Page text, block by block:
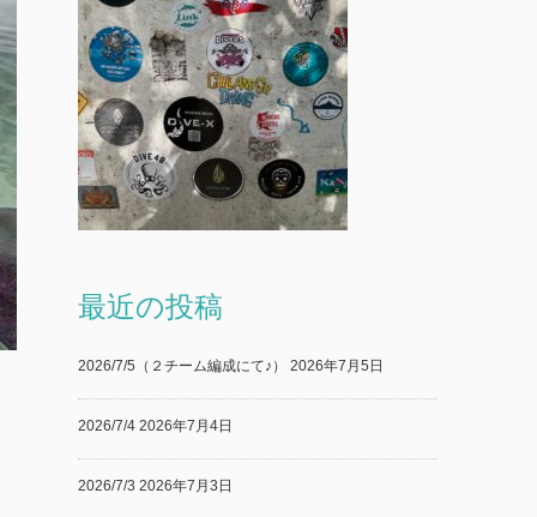
最近の投稿
2026/7/5（２チーム編成にて♪） 2026年7月5日
2026/7/4 2026年7月4日
2026/7/3 2026年7月3日